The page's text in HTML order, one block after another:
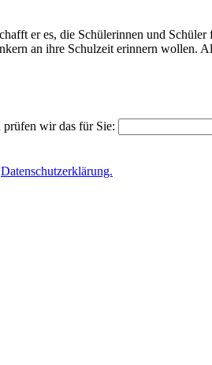
er es, die Schülerinnen und
an ihre Schulzeit erinnern wollen.
prüfen wir das für Sie:
Datenschutzerklärung.